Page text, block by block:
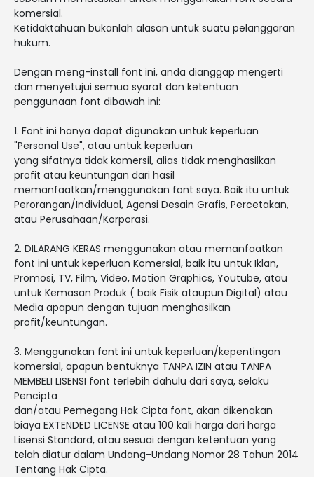
komersial.
Ketidaktahuan bukanlah alasan untuk suatu pelanggaran
hukum.
Dengan meng-install font ini, anda dianggap mengerti
dan menyetujui semua syarat dan ketentuan
penggunaan font dibawah ini:
1. Font ini hanya dapat digunakan untuk keperluan
"Personal Use", atau untuk keperluan
yang sifatnya tidak komersil, alias tidak menghasilkan
profit atau keuntungan dari hasil
memanfaatkan/menggunakan font saya. Baik itu untuk
Perorangan/Individual, Agensi Desain Grafis, Percetakan,
atau Perusahaan/Korporasi.
2. DILARANG KERAS menggunakan atau memanfaatkan
font ini untuk keperluan Komersial, baik itu untuk Iklan,
Promosi, TV, Film, Video, Motion Graphics, Youtube, atau
untuk Kemasan Produk ( baik Fisik ataupun Digital) atau
Media apapun dengan tujuan menghasilkan
profit/keuntungan.
3. Menggunakan font ini untuk keperluan/kepentingan
komersial, apapun bentuknya TANPA IZIN atau TANPA
MEMBELI LISENSI font terlebih dahulu dari saya, selaku
Pencipta
dan/atau Pemegang Hak Cipta font, akan dikenakan
biaya EXTENDED LICENSE atau 100 kali harga dari harga
Lisensi Standard, atau sesuai dengan ketentuan yang
telah diatur dalam Undang-Undang Nomor 28 Tahun 2014
Tentang Hak Cipta.